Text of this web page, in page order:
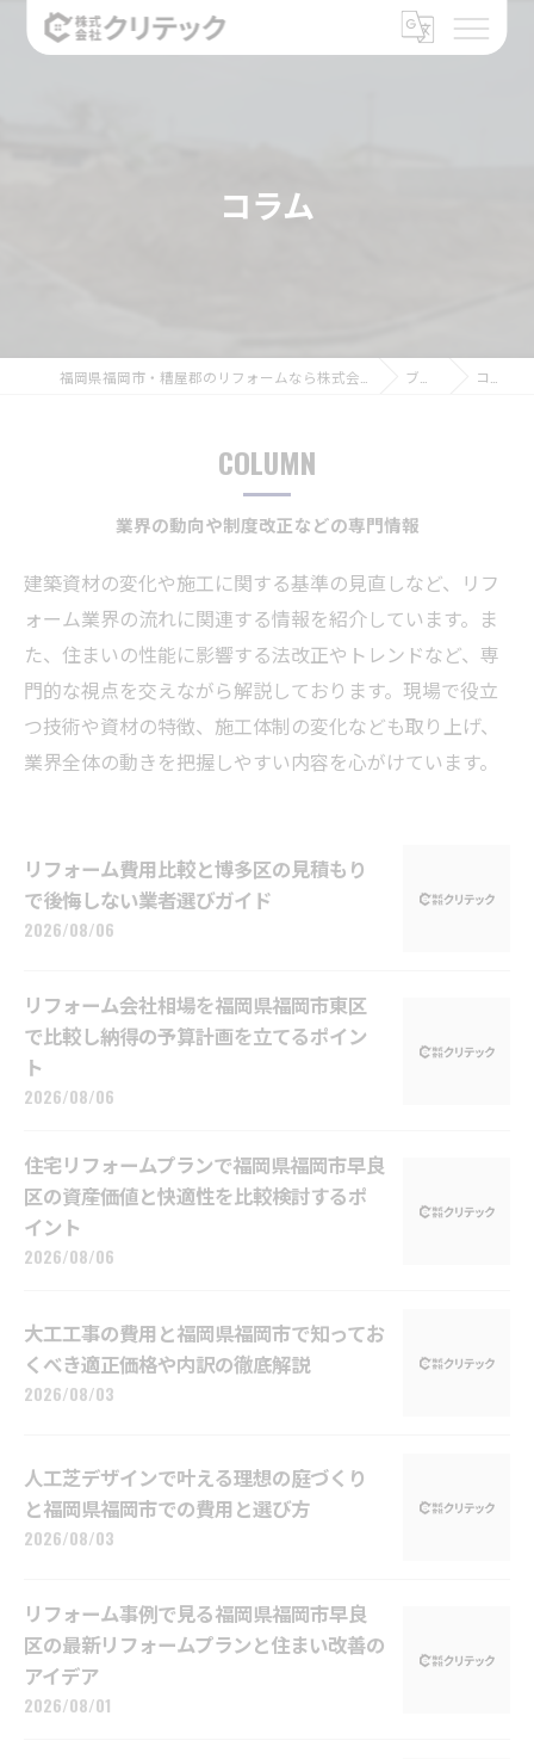
コラム
ブログ コラム
COLUMN
業界の動向や制度改正などの専門情報
建築資材の変化や施工に関する基準の見直しなど、リフ
ォーム業界の流れに関連する情報を紹介しています。ま
た、住まいの性能に影響する法改正やトレンドなど、専
門的な視点を交えながら解説しております。現場で役立
つ技術や資材の特徴、施工体制の変化なども取り上げ、
業界全体の動きを把握しやすい内容を心がけています。
リフォーム費用比較と博多区の見積もり
で後悔しない業者選びガイド
2026/08/06
リフォーム会社相場を福岡県福岡市東区
で比較し納得の予算計画を立てるポイン
ト
2026/08/06
住宅リフォームプランで福岡県福岡市早良
区の資産価値と快適性を比較検討するポ
イント
2026/08/06
大工工事の費用と福岡県福岡市で知ってお
くべき適正価格や内訳の徹底解説
2026/08/03
人工芝デザインで叶える理想の庭づくり
と福岡県福岡市での費用と選び方
2026/08/03
リフォーム事例で見る福岡県福岡市早良
区の最新リフォームプランと住まい改善の
アイデア
2026/08/01